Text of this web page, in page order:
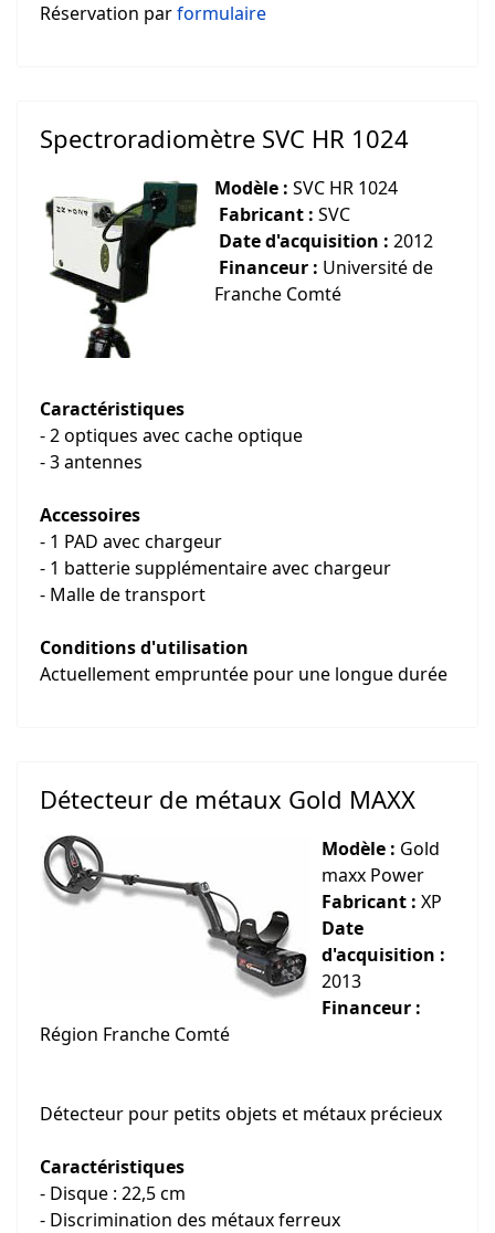
Réservation parformulaire
Spectroradiomètre SVC HR 1024
Modèle : SVC HR 1024
Fabricant : SVC
Date d'acquisition : 2012
Financeur : Université de
Franche Comté
Caractéristiques
- 2 optiques avec cache optique
- 3 antennes
Accessoires
- 1 PAD avec chargeur
- 1 batterie supplémentaire avec chargeur
- Malle de transport
Conditions d'utilisation
Actuellement empruntée pour une longue durée
Détecteur de métaux Gold MAXX
Modèle : Gold
maxx Power
Fabricant : XP
Date
d'acquisition :
2013
Financeur :
Région Franche Comté
Détecteur pour petits objets et métaux précieux
Caractéristiques
- Disque : 22,5 cm
- Discrimination des métaux ferreux